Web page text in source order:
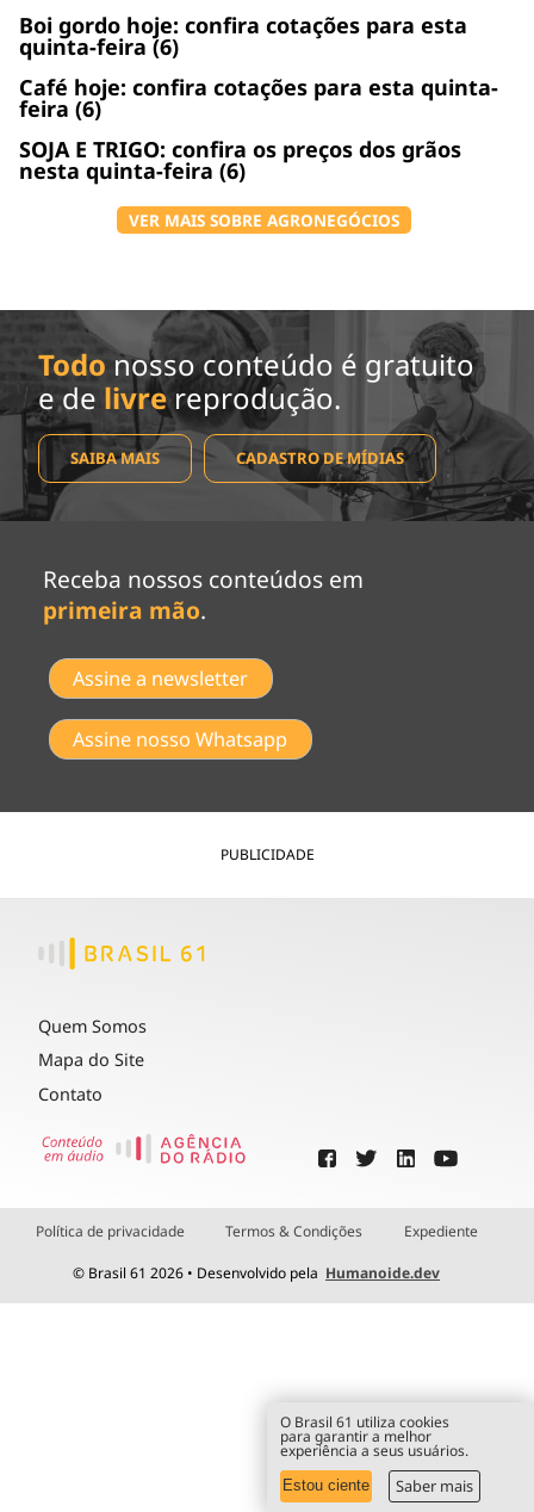
Boi gordo hoje: confira cotações para esta
quinta-feira (6)
Café hoje: confira cotações para esta quinta-
feira (6)
SOJA E TRIGO: confira os preços dos grãos
nesta quinta-feira (6)
VER MAIS SOBRE AGRONEGÓCIOS
Todo nosso conteúdo é gratuito
e de livrereprodução.
SAIBA MAIS CADASTRO DE MÍDIAS
Receba nossos conteúdos em
primeira mão.
Assine a newsletter
Assine nosso Whatsapp
PUBLICIDADE
Quem Somos
Mapa do Site
Contato
Política de privacidade Termos & Condições Expediente
© Brasil 61 2026 • Desenvolvido pela Humanoide.dev
O Brasil 61 utiliza cookies
para garantir a melhor
experiência a seus usuários.
Estou ciente Saber mais